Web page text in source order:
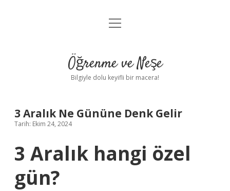
Anasayfa
Yasal Uyarı
menüyü
Öğrenme ve Neşe
Bilgiyle dolu keyifli bir macera!
3 Aralık Ne Gününe Denk Gelir
Tarih: Ekim 24, 2024
3 Aralık hangi özel
gün?